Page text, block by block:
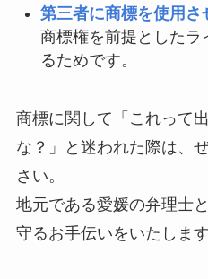
第三者に商標を使用さ
商標権を前提とした
るためです。
商標に関して「これって
な？」と迷われた際は、
さい。
地元である愛媛の弁理士
守るお手伝いをいたします